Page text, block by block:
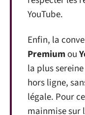
YouTube.
Enfin, la
Premiumou
la plus
hors ligne,
légale. Pour
mainmise sur